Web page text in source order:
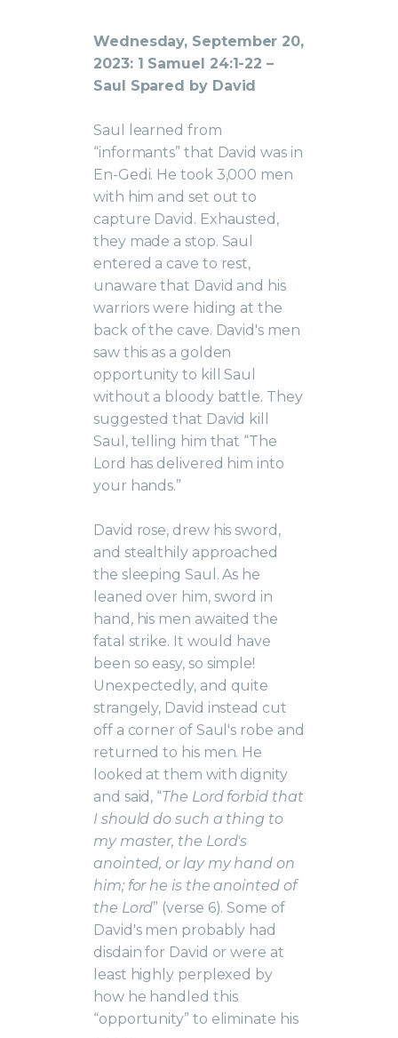
Wednesday, September 20,
2023: 1 Samuel 24:1-22 –
Saul Spared by David
Saul learned from
“informants” that David was in
En-Gedi. He took 3,000 men
with him and set out to
capture David. Exhausted,
they made a stop. Saul
entered a cave to rest,
unaware that David and his
warriors were hiding at the
back of the cave. David's men
saw this as a golden
opportunity to kill Saul
without a bloody battle. They
suggested that David kill
Saul, telling him that “The
Lord has delivered him into
your hands.”
David rose, drew his sword,
and stealthily approached
the sleeping Saul. As he
leaned over him, sword in
hand, his men awaited the
fatal strike. It would have
been so easy, so simple!
Unexpectedly, and quite
strangely, David instead cut
off a corner of Saul's robe and
returned to his men. He
looked at them with dignity
and said, “The Lord forbid that
I should do such a thing to
my master, the Lord's
anointed, or lay my hand on
him; for he is the anointed of
the Lord” (verse 6). Some of
David's men probably had
disdain for David or were at
least highly perplexed by
how he handled this
“opportunity” to eliminate his